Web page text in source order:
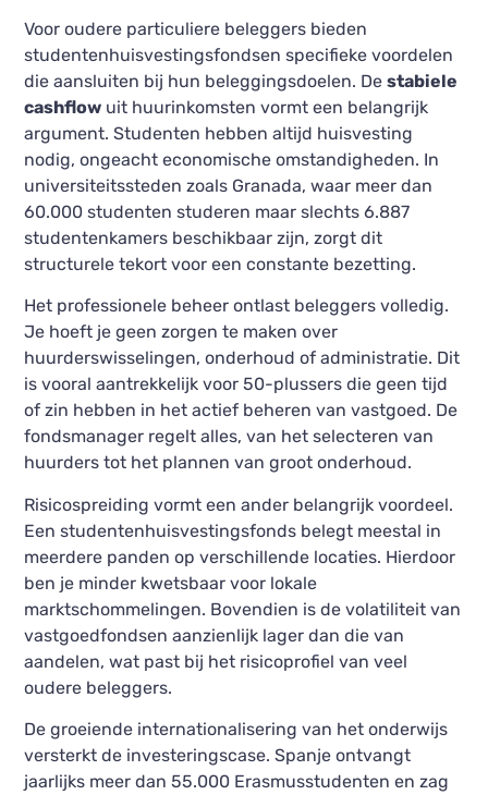
Voor oudere particuliere beleggers bieden
studentenhuisvestingsfondsen specifieke voordelen
die aansluiten bij hun beleggingsdoelen. Destabiele
cashflow uit huurinkomsten vormt een belangrijk
argument. Studenten hebben altijd huisvesting
nodig, ongeacht economische omstandigheden. In
universiteitssteden zoals Granada, waar meer dan
60.000 studenten studeren maar slechts 6.887
studentenkamers beschikbaar zijn, zorgt dit
structurele tekort voor een constante bezetting.
Het professionele beheer ontlast beleggers volledig.
Je hoeft je geen zorgen te maken over
huurderswisselingen, onderhoud of administratie. Dit
is vooral aantrekkelijk voor 50-plussers die geen tijd
of zin hebben in het actief beheren van vastgoed. De
fondsmanager regelt alles, van het selecteren van
huurders tot het plannen van groot onderhoud.
Risicospreiding vormt een ander belangrijk voordeel.
Een studentenhuisvestingsfonds belegt meestal in
meerdere panden op verschillende locaties. Hierdoor
ben je minder kwetsbaar voor lokale
marktschommelingen. Bovendien is de volatiliteit van
vastgoedfondsen aanzienlijk lager dan die van
aandelen, wat past bij het risicoprofiel van veel
oudere beleggers.
De groeiende internationalisering van het onderwijs
versterkt de investeringscase. Spanje ontvangt
jaarlijks meer dan 55.000 Erasmusstudenten en zag